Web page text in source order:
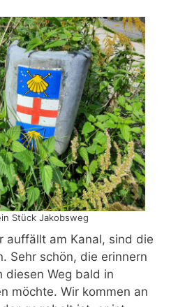
Stück Jakobsweg
auffällt am Kanal, sind die
Sehr schön, die erinnern
diesen Weg bald in
möchte. Wir kommen an